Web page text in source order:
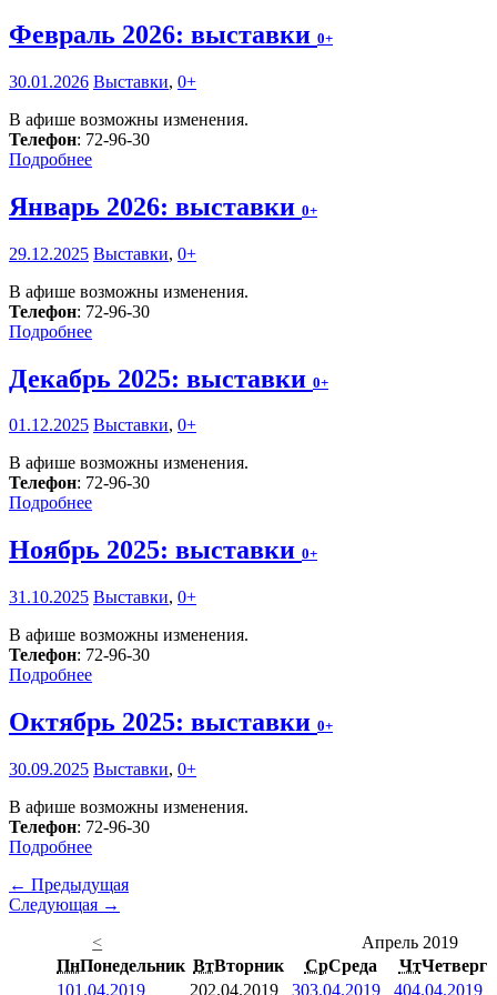
Февраль 2026: выставки 0+
30.01.2026 Выставки, 0+
В афише возможны изменения.
Телефон: 72-96-30
Подробнее
Январь 2026: выставки 0+
29.12.2025 Выставки, 0+
В афише возможны изменения.
Телефон: 72-96-30
Подробнее
Декабрь 2025: выставки 0+
01.12.2025 Выставки, 0+
В афише возможны изменения.
Телефон: 72-96-30
Подробнее
Ноябрь 2025: выставки 0+
31.10.2025 Выставки, 0+
В афише возможны изменения.
Телефон: 72-96-30
Подробнее
Октябрь 2025: выставки 0+
30.09.2025 Выставки, 0+
В афише возможны изменения.
Телефон: 72-96-30
Подробнее
← Предыдущая
Следующая →
<
Апрель 2019
ПнПонедельник ВтВторник СрСреда ЧтЧетверг
101.04.2019 202.04.2019 303.04.2019 404.04.2019